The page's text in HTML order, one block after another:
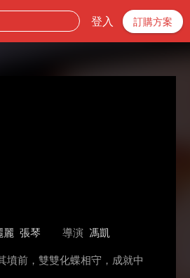
登入 訂購方案
麗 張琴 導演 馮凱
墳前，雙雙化蝶相守，成就中